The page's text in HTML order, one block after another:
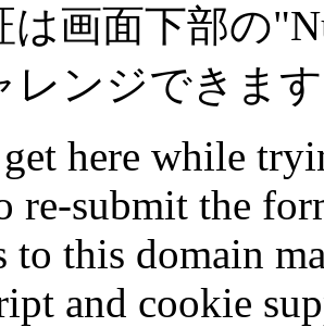
は画面下部の
レンジできま
here while
re-submit the
to this domain
and cookie